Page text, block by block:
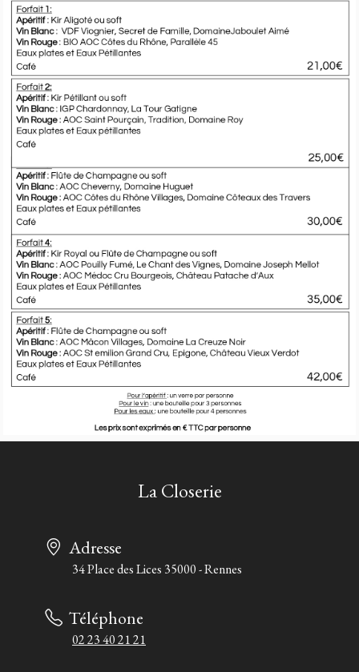
La Closerie
Adresse
34 Place des Lices 35000 - Rennes
Téléphone
02 23 40 21 21